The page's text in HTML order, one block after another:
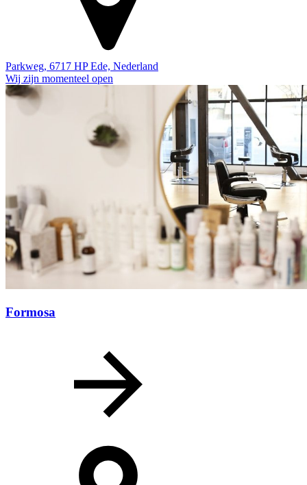
Parkweg, 6717 HP Ede, Nederland
Wij zijn momenteel open
Formosa